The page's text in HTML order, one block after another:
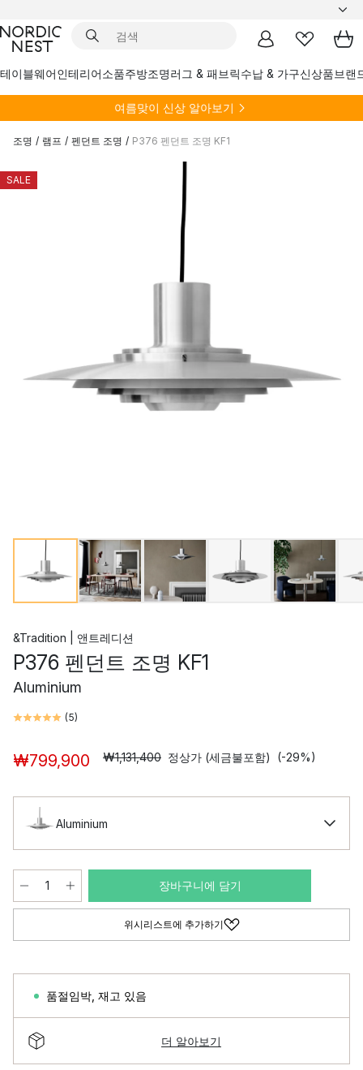
테이블웨어인테리어소품주방조명러그 & 패브릭수납 & 가구신상품브랜
여름맞이 신상 알아보기
조명 / 램프 / 펜던트 조명 / P376 펜던트 조명 KF1
SALE
&Tradition | 앤트레디션
P376 펜던트 조명 KF1
Aluminium
(5)
₩799,900 ₩1,131,400 정상가 (세금불포함) (-29%)
Aluminium
장바구니에 담기
위시리스트에 추가하기
품절임박 재고 있음
더 알아보기